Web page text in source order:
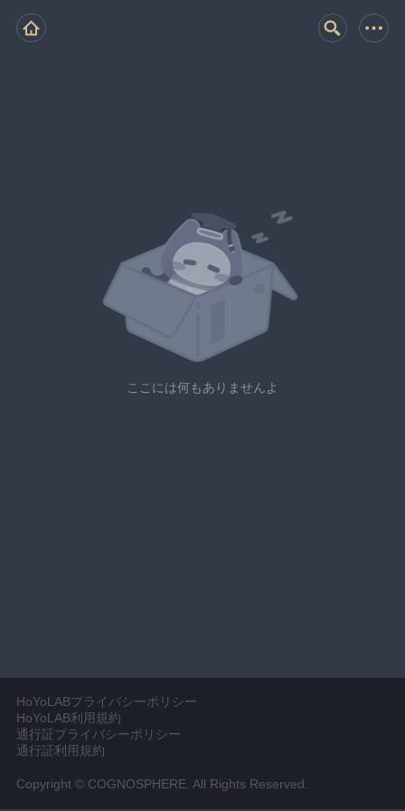
ここには何もありませんよ
HoYoLABプライバシーポリシー
HoYoLAB利用規約
通行証プライバシーポリシー
通行証利用規約
Copyright © COGNOSPHERE. All Rights Reserved.